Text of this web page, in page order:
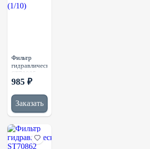
Фильтр
гидравлический
ST70005
(1/10)
985 ₽
Заказать